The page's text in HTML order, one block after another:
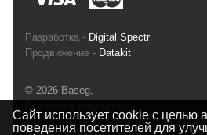
Разработка - Digital Spectr
Продвижение - Datakit
© 2026 Baseg,
Полная версия
Сайт использует cookie с целью
поведения посетителей для